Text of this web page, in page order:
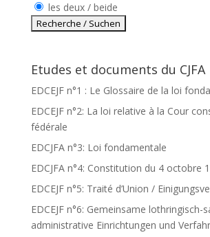
les deux / beide
Etudes et documents du CJFA
EDCEJF n°1 : Le Glossaire de la loi
EDCEJF n°2: La loi relative à la Cour
fédérale
EDCJFA n°3: Loi fondamentale
EDCJFA n°4: Constitution du 4 octobre
EDCEJF n°5: Traité d’Union /
EDCEJF n°6: Gemeinsame lothringisch-
administrative Einrichtungen und